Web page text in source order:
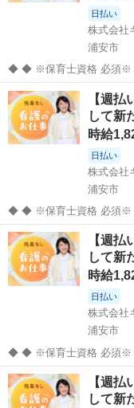
日払い
株式会社
浦安市
◆ ◆ ※保育士資格 必須※ 派遣保育士として、保育業務全般をお任せ
します。 【主な業務内容】 クラス担任業務 子どもたちの見守り・生
活支援 遊びや活動のサポ
帳の記入などの事...
千葉 浦安市 その他
【週
して新
時給
日払い
株式会社
浦安市
◆ ◆ ※保育士資格 必須※ 派遣保育士として、保育業務全般をお任せ
します。 【主な業務内容】 クラス担任業務 子どもたちの見守り・生
活支援 遊びや活動のサポ
帳の記入などの事...
千葉 浦安市 その他
【週
して新
時給
日払い
株式会社
浦安市
◆ ◆ ※保育士資格 必須※ 派遣保育士として、保育業務全般をお任せ
します。 【主な業務内容】 クラス担任業務 子どもたちの見守り・生
活支援 遊びや活動のサポ
帳の記入などの事...
千葉 浦安市 その他
【週
して新